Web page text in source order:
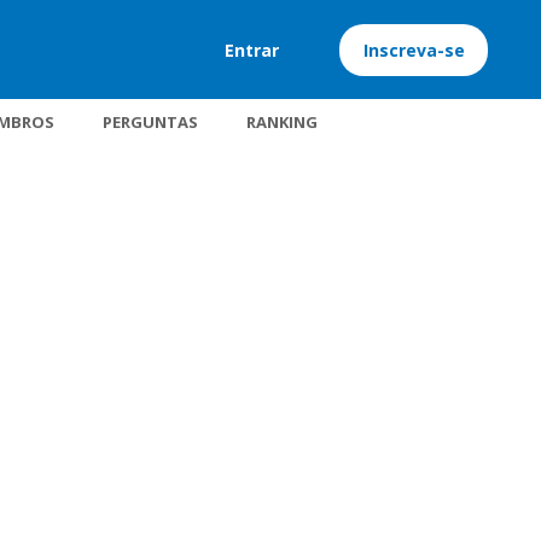
Entrar Inscreva-se
PERGUNTAS RANKING